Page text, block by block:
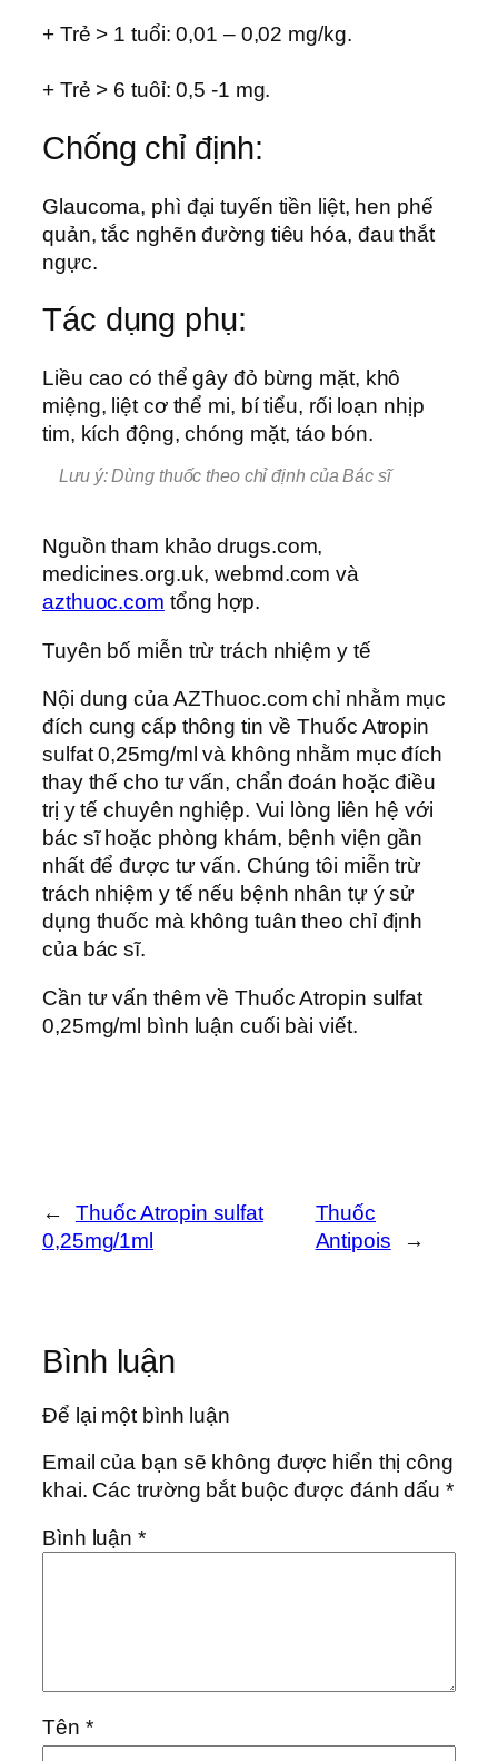
+ Trẻ > 1 tuổi: 0,01 – 0,02 mg/kg.
+ Trẻ > 6 tuôỉ: 0,5 -1 mg.
Chống chỉ định:
Glaucoma, phì đại tuyến tiền liệt, hen phế
quản, tắc nghẽn đường tiêu hóa, đau thắt
ngực.
Tác dụng phụ:
Liều cao có thể gây đỏ bừng mặt, khô
miệng, liệt cơ thể mi, bí tiểu, rối loạn nhịp
tim, kích động, chóng mặt, táo bón.
Lưu ý: Dùng thuốc theo chỉ định của Bác sĩ
Nguồn tham khảo drugs.com,
medicines.org.uk, webmd.com và
azthuoc.com tổng hợp.
Tuyên bố miễn trừ trách nhiệm y tế
Nội dung của AZThuoc.com chỉ nhằm mục
đích cung cấp thông tin về Thuốc Atropin
sulfat 0,25mg/ml và không nhằm mục đích
thay thế cho tư vấn, chẩn đoán hoặc điều
trị y tế chuyên nghiệp. Vui lòng liên hệ với
bác sĩ hoặc phòng khám, bệnh viện gần
nhất để được tư vấn. Chúng tôi miễn trừ
trách nhiệm y tế nếu bệnh nhân tự ý sử
dụng thuốc mà không tuân theo chỉ định
của bác sĩ.
Cần tư vấn thêm về Thuốc Atropin sulfat
0,25mg/ml bình luận cuối bài viết.
←
Thuốc Atropin sulfat
0,25mg/1ml
Thuốc
Antipois
→
Bình luận
Để lại một bình luận
Email của bạn sẽ không được hiển thị công
khai. Các trường bắt buộc được đánh dấu*
Bình luận*
Tên *